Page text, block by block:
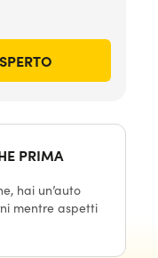
PRIMA
hai un’auto
mentre aspetti